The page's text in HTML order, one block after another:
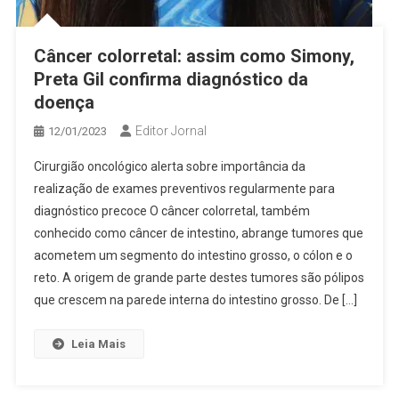
Câncer colorretal: assim como Simony,
Preta Gil confirma diagnóstico da
doença
12/01/2023 Editor Jornal
Cirurgião oncológico alerta sobre importância da
realização de exames preventivos regularmente para
diagnóstico precoce O câncer colorretal, também
conhecido como câncer de intestino, abrange tumores que
acometem um segmento do intestino grosso, o cólon e o
reto. A origem de grande parte destes tumores são pólipos
que crescem na parede interna do intestino grosso. De […]
Leia Mais